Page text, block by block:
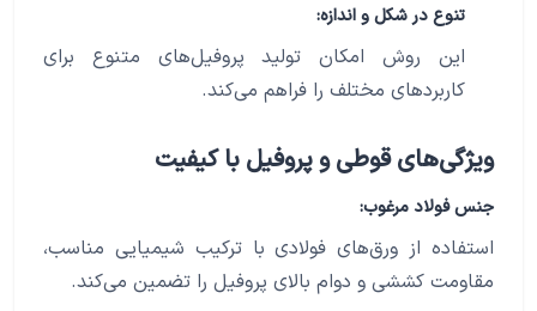
تنوع در شکل و اندازه:
این روش امکان تولید پروفیل‌های متنوع برای
کاربردهای مختلف را فراهم می‌کند.
ویژگی‌های قوطی و پروفیل با کیفیت
جنس فولاد مرغوب:
استفاده از ورق‌های فولادی با ترکیب شیمیایی مناسب،
مقاومت کششی و دوام بالای پروفیل را تضمین می‌کند.